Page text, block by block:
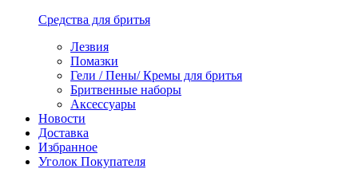
Средства для бритья
Лезвия
Помазки
Гели / Пены/ Кремы для бритья
Бритвенные наборы
Аксессуары
Новости
Доставка
Избранное
Уголок Покупателя